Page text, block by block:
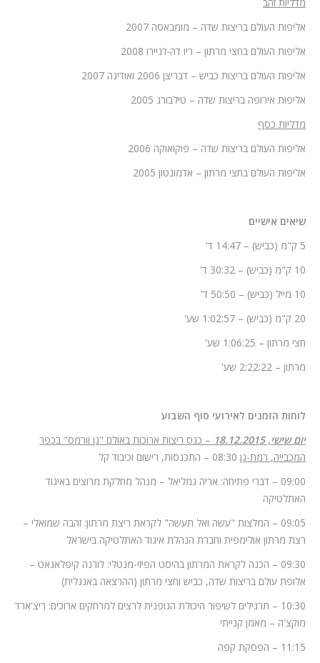
אליפות העולם בריצות שדה – מומבאסה 2007
אליפות העולם בחצי מרתון – ריו דה-ז'ניירו 2008
אליפות העולם בריצות כביש – דבריצן 2006 ואודינה 2007
אליפות אירופה בריצות שדה – טילבורג 2005
מדליות כסף
אליפות העולם בריצות שדה – פוקואוקה 2006
אליפות העולם בחצי מרתון – אדמונטון 2005
שיאים אישיים
5 ק"מ (כביש) – 14:47 ד'
10 ק"מ (כביש) – 30:32 ד'
10 מייל (כביש) – 50:50 ד'
20 ק"מ (כביש) – 1:02:57 שע'
חצי מרתון – 1:06:25 שע'
מרתון – 2:22:22 שע'
לוחות הזמנים לאירועי סוף השבוע
יום שישי, 18.12.2015
– כנס ריצות ארוכות באולם "גן וורמס" בכפר
המכבייה, רמת-גן
09:00 – דברי פתיחה: אריה גמליאל – מנהל מחלקת מרוצים באיגוד
האתלטיקה
09:05 – המלצות "עשה ואל תעשה" לקראת ריצת מרתון: זהבה שמואלי –
רצת מרתון אולימפית וחברת הנהלת איגוד האתלטיקה בישראל
09:30 – הכנה לקראת המרתון בהיסט הפיזי-מנטלי: לורנה קיפלאגאט –
אלופת עולם בריצות שדה, כביש וחצי מרתון (ההרצאה באנגלית)
10:30 – תרגילים לשיפור היכולת הגופנית לרצים למרחקים ארוכים: ריצ'ארד
מוקצ'ה – מאמן קנייתי
11:15 – הפסקת קפה